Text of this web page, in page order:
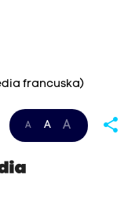
francuska)
A A A share